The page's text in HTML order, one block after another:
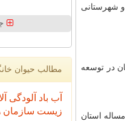
شهرستانی
در توسعه
استان
مطالب حیوان
آب باد آلودگی
زیست سازمان